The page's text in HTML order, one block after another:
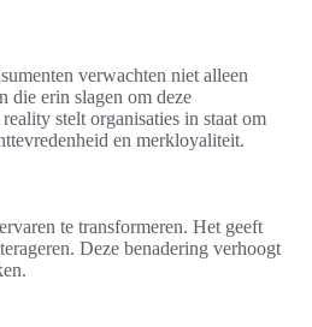
verwachten niet alleen
die erin slagen om deze
stelt organisaties in staat om
en merkloyaliteit.
te transformeren. Het geeft
Deze benadering verhoogt